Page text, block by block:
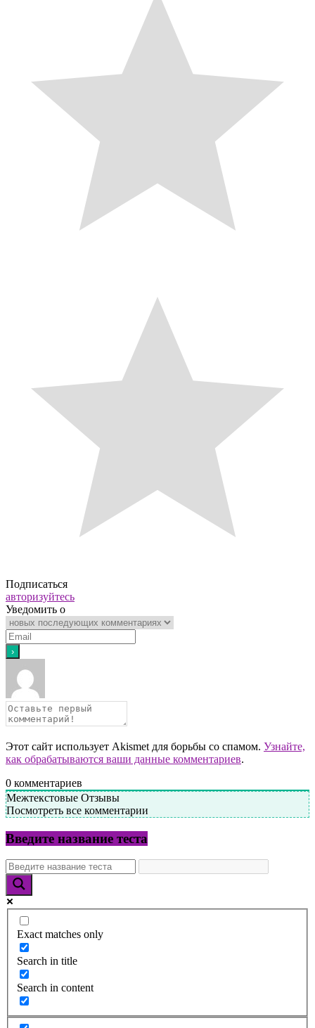
Подписаться
авторизуйтесь
Уведомить о
Этот сайт использует Akismet для борьбы со спамом. Узнайте,
как обрабатываются ваши данные комментариев.
0 комментариев
Межтекстовые Отзывы
Посмотреть все комментарии
Введите название теста
Exact matches only
Search in title
Search in content